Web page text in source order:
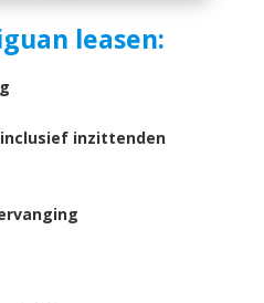
leasen:
inzittenden